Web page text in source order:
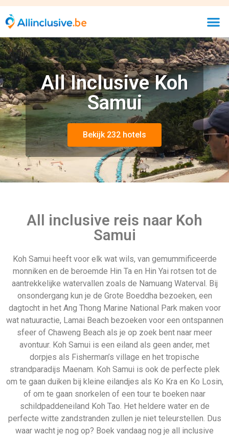
All Inclusive Koh
Samui
Bekijk 232 hotels
All inclusive reis naar Koh
Samui
Koh Samui heeft voor elk wat wils, van gemummificeerde
monniken en de beroemde Hin Ta en Hin Yai rotsen tot de
aantrekkelijke watervallen zoals de Namuang Waterval. Bij
onsondergang kun je de Grote Boeddha bezoeken, een
dagtocht in het Ang Thong Marine National Park maken voor
wat natuuractie, Lamai Beach bezoeken voor een ontspannen
sfeer of Chaweng Beach als je op zoek bent naar meer
avontuur. Koh Samui is een eiland als geen ander, met
dorpjes als Fisherman’s village en het tropische
strandparadijs Maenam. Koh Samui is ook de perfecte plek
om te gaan duiken bij kleine eilandjes als Ko Kra en Ko Losin,
of om te gaan snorkelen of een tour te boeken naar
schildpaddeneiland Koh Tao. Het heldere water en de
perfecte witte zandstranden zullen je niet teleurstellen. Dus
waar wacht je nog op? Boek vandaag nog je all inclusive